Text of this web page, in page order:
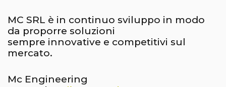
MC SRL è in continuo sviluppo in modo
da proporre soluzioni
sempre innovative e competitivi sul
mercato.
Mc Engineering